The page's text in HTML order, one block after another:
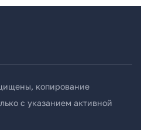
копирование
с указанием активной